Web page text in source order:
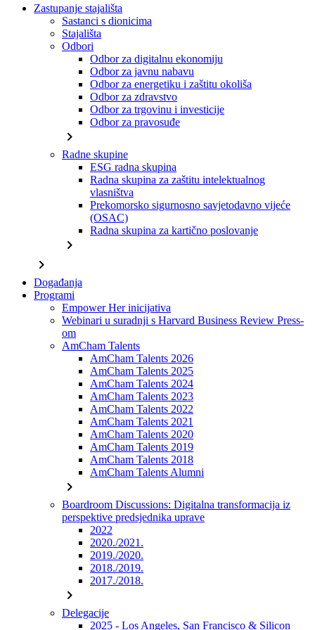
Zastupanje stajališta
Sastanci s dionicima
Stajališta
Odbori
Odbor za digitalnu ekonomiju
Odbor za javnu nabavu
Odbor za energetiku i zaštitu okoliša
Odbor za zdravstvo
Odbor za trgovinu i investicije
Odbor za pravosuđe
chevron_right
Radne skupine
ESG radna skupina
Radna skupina za zaštitu intelektualnog
vlasništva
Prekomorsko sigurnosno savjetodavno vijeće
(OSAC)
Radna skupina za kartično poslovanje
chevron_right
chevron_right
Događanja
Programi
Empower Her inicijativa
Webinari u suradnji s Harvard Business Review Press-
om
AmCham Talents
AmCham Talents 2026
AmCham Talents 2025
AmCham Talents 2024
AmCham Talents 2023
AmCham Talents 2022
AmCham Talents 2021
AmCham Talents 2020
AmCham Talents 2019
AmCham Talents 2018
AmCham Talents Alumni
chevron_right
Boardroom Discussions: Digitalna transformacija iz
perspektive predsjednika uprave
2022
2020./2021.
2019./2020.
2018./2019.
2017./2018.
chevron_right
Delegacije
2025 - Los Angeles, San Francisco & Silicon